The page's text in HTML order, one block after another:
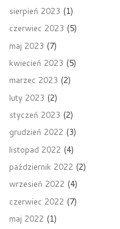
sierpień 2023 (1)
czerwiec 2023 (5)
maj 2023 (7)
kwiecień 2023 (5)
marzec 2023 (2)
luty 2023 (2)
styczeń 2023 (2)
grudzień 2022 (3)
listopad 2022 (4)
październik 2022 (2)
wrzesień 2022 (4)
czerwiec 2022 (7)
maj 2022 (1)